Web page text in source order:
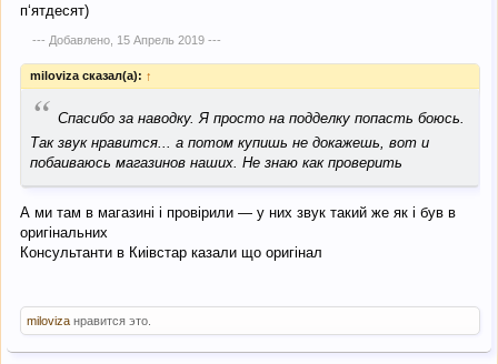
п‘ятдесят)
--- Добавлено, 15 Апрель 2019---
miloviza сказал(а): ↑
“ Спасибо за наводку. Я просто на подделку попасть боюсь.
Так звук нравится... а потом купишь не докажешь, вот и
побаиваюсь магазинов наших. Не знаю как проверить
А ми там в магазині і провірили — у них звук такий же як і був в
оригінальних
Консультанти в Киівстар казали що оригінал
miloviza нравится это.